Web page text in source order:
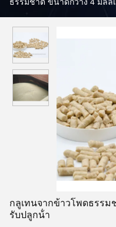
กลูเทนจากข้าวโพดธรรม
รับปลูกน้ํา